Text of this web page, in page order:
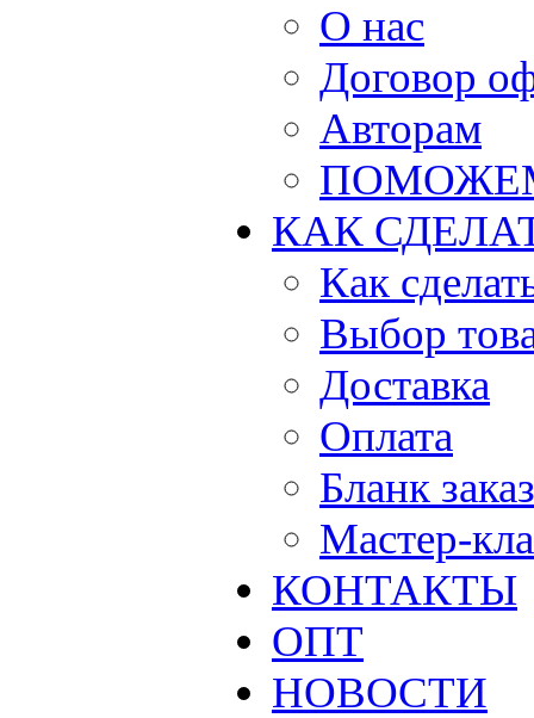
О нас
Договор
Авторам
КАК
Как
Выбор
Доставка
Оплата
Бланк
Мастер-
КОНТАКТЫ
ОПТ
НОВОСТИ